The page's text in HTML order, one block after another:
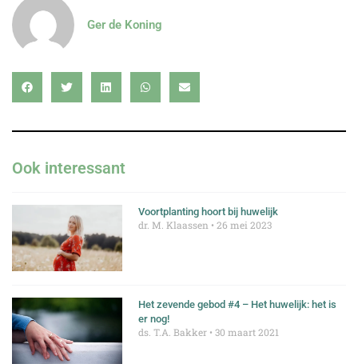
Ger de Koning
Ook interessant
Voortplanting hoort bij huwelijk
dr. M. Klaassen 26 mei 2023
Het zevende gebod #4 – Het huwelijk: het is
er nog!
ds. T.A. Bakker 30 maart 2021